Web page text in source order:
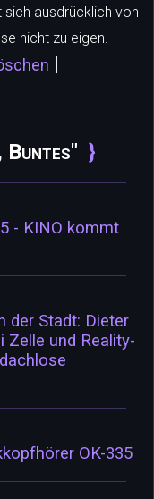
ausdrücklich von
nicht zu eigen.
|
Buntes"
- KINO kommt
der Stadt: Dieter
Zelle und Reality-
OK-335